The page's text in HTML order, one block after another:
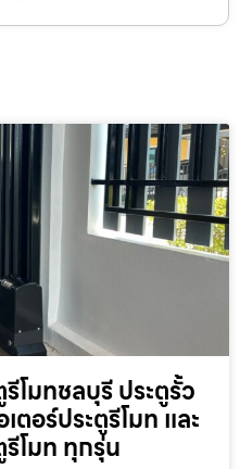
โมทชลบุรี ประตูรั้ว
อร์ประตูรีโมท และ
โมท ทุกรุ่น